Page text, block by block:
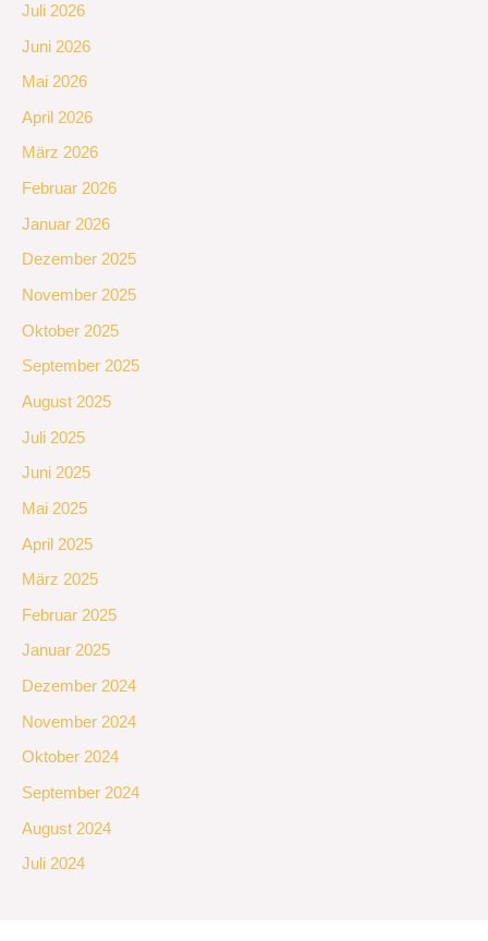
Juli 2026
Juni 2026
Mai 2026
April 2026
März 2026
Februar 2026
Januar 2026
Dezember 2025
November 2025
Oktober 2025
September 2025
August 2025
Juli 2025
Juni 2025
Mai 2025
April 2025
März 2025
Februar 2025
Januar 2025
Dezember 2024
November 2024
Oktober 2024
September 2024
August 2024
Juli 2024